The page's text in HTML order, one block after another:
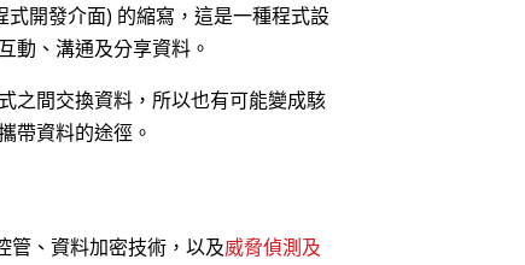
開發介面) 的縮寫，這是一種程式設
動、溝通及分享資料。
之間交換資料，所以也有可能變成駭
帶資料的途徑。
管、資料加密技術，以及威脅偵測及